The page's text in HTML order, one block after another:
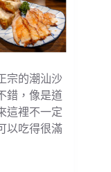
宗的潮汕沙
錯，像是道
這裡不一定
以吃得很滿